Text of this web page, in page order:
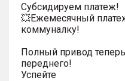
Субсидируем платеж!
💥Ежемесячный
коммуналку!
Полный привод
переднего!
Успейте